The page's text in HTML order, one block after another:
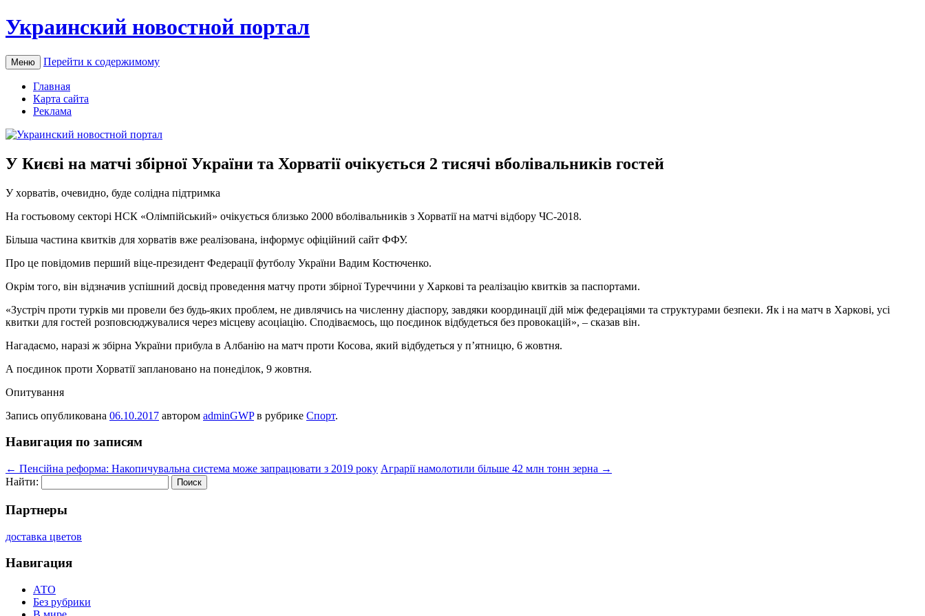
Украинский новостной портал
Меню Перейти к содержимому
Главная
Карта сайта
Реклама
У Києві на матчі збірної України та Хорватії очікується 2 тисячі вболівальників гостей
У xoрвaтів, очевидно, буде солідна підтримка
На гостьовому секторі НСК «Олімпійський» очікується близько 2000 вболівальників з Хорватії на матчі відбору ЧС-2018.
Більша частина квитків для хорватів вже реалізована, інформує офіційний сайт ФФУ.
Про це повідомив перший віце-президент Федерації футболу України Вадим Костюченко.
Окрім того, він відзначив успішний досвід проведення матчу проти збірної Туреччини у Харкові та реалізацію квитків за паспортами.
«Зустріч проти турків ми провели без будь-яких проблем, не дивлячись на численну діаспору, завдяки координації дій між федераціями та структурами безпеки. Як і на матч в Харкові, усі
квитки для гостей розповсюджувалися через місцеву асоціацію. Сподіваємось, що поєдинок відбудеться без провокацій», – сказав він.
Нагадаємо, наразі ж збірна України прибула в Албанію на матч проти Косова, який відбудеться у п’ятницю, 6 жовтня.
А поєдинок проти Хорватії заплановано на понеділок, 9 жовтня.
Опитування
Запись опубликована 06.10.2017 автором adminGWPв рубрике Спорт.
Навигация по записям
← Пенсійна реформа: Накопичувальна система може запрацювати з 2019 року Аграрії намолотили більше 42 млн тонн зерна →
Найти:
Партнеры
доставка цветов
Навигация
АТО
Без рубрики